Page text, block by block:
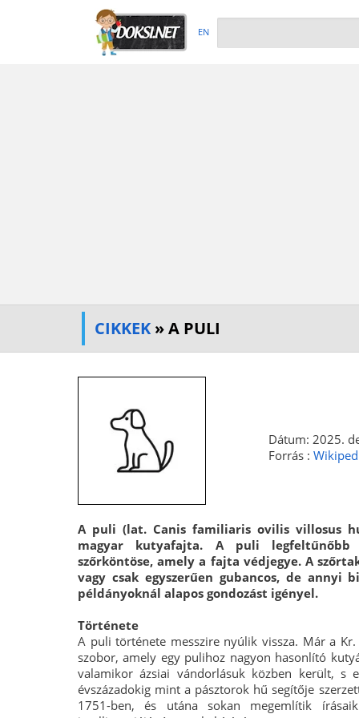
EN
CIKKEK » A PULI
Dátum: 2025.
Forrás :
A puli (lat. Canis familiaris ovilis villosus
magyar kutyafajta. A puli legfeltűnőbb
szőrköntöse, amely a fajta védjegye. A
vagy csak egyszerűen gubancos, de annyi
példányoknál alapos gondozást igényel.
Története
A puli története messzire nyúlik vissza. Már a
szobor, amely egy pulihoz nagyon hasonlító
valamikor ázsiai vándorlásuk közben került, s
évszázadokig mint a pásztorok hű segítője
1751-ben, és utána sokan megemlítik